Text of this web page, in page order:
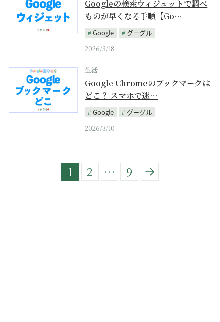
Googleの検索ウィジェットで調べ
ものが早くなる手順【Go…
Google
グーグル
2026/3/18
生活
Google Chromeのブックマークは
どこ？ スマホで迷…
Google
グーグル
2026/3/10
1 2 … 9